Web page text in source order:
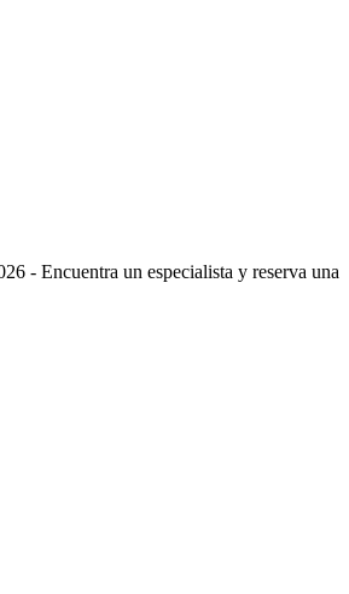
- Encuentra un especialista y reserva una